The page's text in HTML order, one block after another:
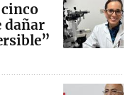
dañar